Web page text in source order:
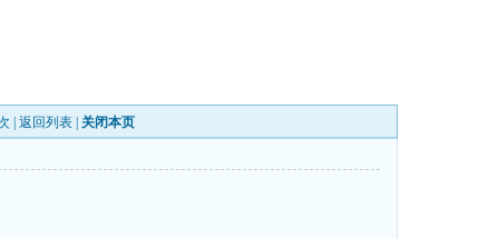
| 返回列表 关闭本页